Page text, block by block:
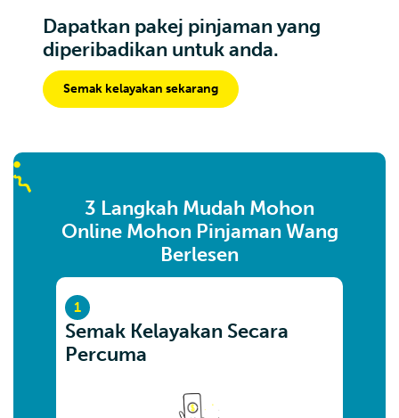
Dapatkan pakej pinjaman yang
diperibadikan untuk anda.
Semak kelayakan sekarang
3 Langkah Mudah Mohon
Online Mohon Pinjaman Wang
Berlesen
1
Semak Kelayakan Secara
Percuma